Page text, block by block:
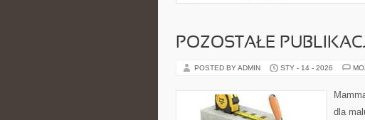
POZOSTAŁE
POSTED BY ADMIN STY - 14 - 2026
dla